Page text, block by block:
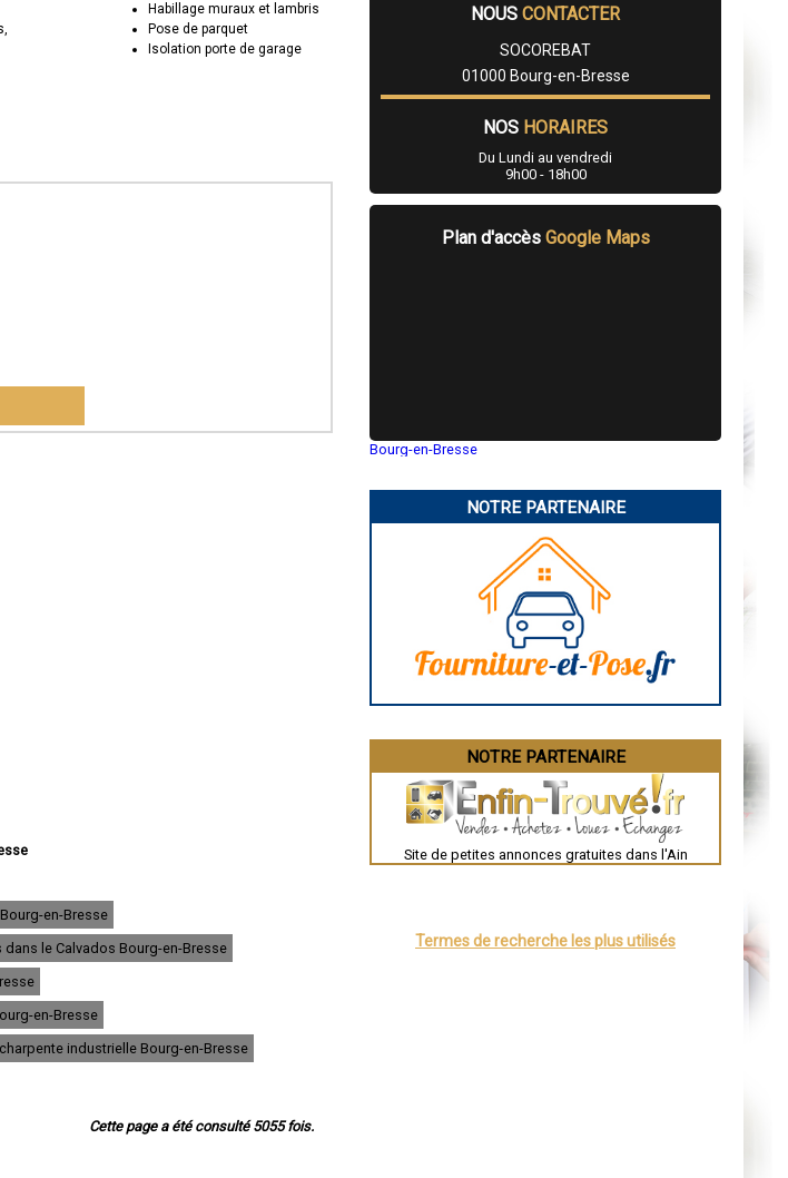
Habillage muraux et lambris
Pose de parquet
Isolation porte de garage
en-Bresse
le Calvados Bourg-en-Bresse
en-Bresse
industrielle Bourg-en-Bresse
Cette page a été consulté 5055 fois.
NOUS CONTACTER
SOCOREBAT
01000 Bourg-en-Bresse
NOS HORAIRES
Du Lundi au vendredi
9h00 - 18h00
Plan d'accès Google Maps
Bourg-en-Bresse
Marseille
Angoulême
Brive-la-Gaillarde
Saint-Brieuc
Guéret
Périgueux
Valence
Évreux
Toulouse
NOTRE PARTENAIRE
NOTRE PARTENAIRE
Site de petites annonces gratuites dans l'Ain
Termes de recherche les plus utilisés